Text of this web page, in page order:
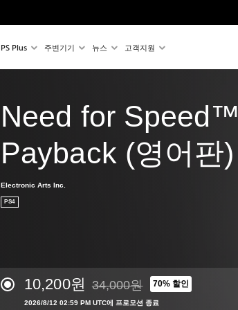
PS Plus 주변기기 뉴스 고객지원
Need for Speed™
Payback (영어판)
Electronic Arts Inc.
PS4
10,200원 34,000원의 원래 가격에서 할인됨
34,000원 70% 할인
2026/8/12 02:59 PM UTC에 프로모션 종료